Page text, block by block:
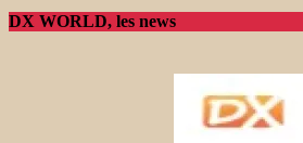
DX WORLD, les news